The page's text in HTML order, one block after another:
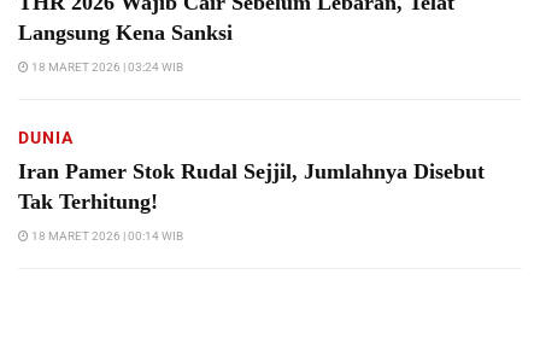
Langsung Kena Sanksi
18 MARET 2026 | 03:24 WIB
DUNIA
Iran Pamer Stok Rudal Sejjil, Jumlahnya Disebut
Tak Terhitung!
18 MARET 2026 | 00:14 WIB